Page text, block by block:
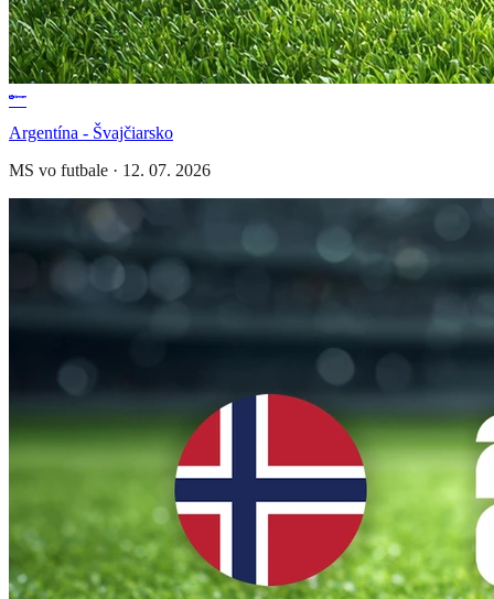
Argentína - Švajčiarsko
MS vo futbale · 12. 07. 2026